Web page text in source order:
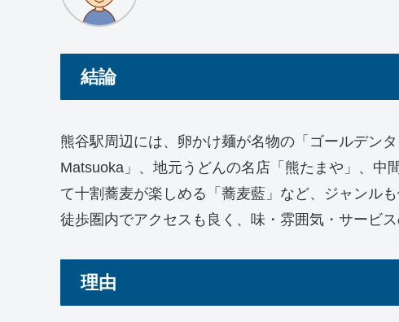
結論
熊谷駅周辺には、卵かけ麺が名物の「ゴールデン
Matsuoka」、地元うどんの名店「熊たまや」、中
て十割蕎麦が楽しめる「蕎麦藍」など、ジャンル
徒歩圏内でアクセスも良く、味・雰囲気・サービ
理由